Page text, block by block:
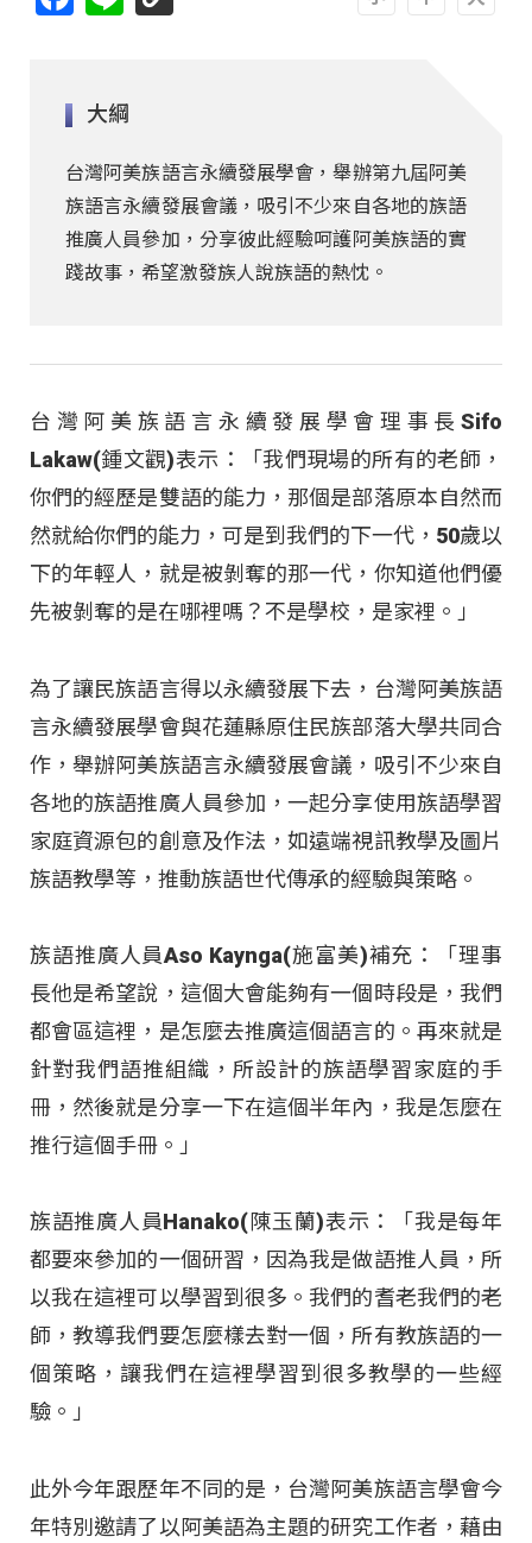
大綱
台灣阿美族語言永續發展學會，舉辦第九屆阿美
族語言永續發展會議，吸引不少來自各地的族語
推廣人員參加，分享彼此經驗呵護阿美族語的實
踐故事，希望激發族人說族語的熱忱。
台灣阿美族語言永續發展學會理事長Sifo
Lakaw(鍾文觀)表示：「我們現場的所有的老師，
你們的經歷是雙語的能力，那個是部落原本自然而
然就給你們的能力，可是到我們的下一代，50歲以
下的年輕人，就是被剝奪的那一代，你知道他們優
先被剝奪的是在哪裡嗎？不是學校，是家裡。」
為了讓民族語言得以永續發展下去，台灣阿美族語
言永續發展學會與花蓮縣原住民族部落大學共同合
作，舉辦阿美族語言永續發展會議，吸引不少來自
各地的族語推廣人員參加，一起分享使用族語學習
家庭資源包的創意及作法，如遠端視訊教學及圖片
族語教學等，推動族語世代傳承的經驗與策略。
族語推廣人員Aso Kaynga(施富美)補充：「理事
長他是希望說，這個大會能夠有一個時段是，我們
都會區這裡，是怎麼去推廣這個語言的。再來就是
針對我們語推組織，所設計的族語學習家庭的手
冊，然後就是分享一下在這個半年內，我是怎麼在
推行這個手冊。」
族語推廣人員Hanako(陳玉蘭)表示：「我是每年
都要來參加的一個研習，因為我是做語推人員，所
以我在這裡可以學習到很多。我們的耆老我們的老
師，教導我們要怎麼樣去對一個，所有教族語的一
個策略，讓我們在這裡學習到很多教學的一些經
驗。」
此外今年跟歷年不同的是，台灣阿美族語言學會今
年特別邀請了以阿美語為主題的研究工作者，藉由